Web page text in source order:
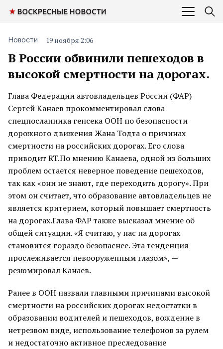
В России обвинили пешеходов в
высокой смертности на дорогах.
Новости 19 ноября 2:06
Глава Федерации автовладельцев России (ФАР)
Сергей Канаев прокомментировал слова
спецпосланника генсека ООН по безопасности
дорожного движения Жана Тодта о причинах
смертности на российских дорогах. Его слова
приводит RT.По мнению Канаева, одной из больших
проблем остается неверное поведение пешеходов,
так как «они не знают, где переходить дорогу». При
этом он считает, что образование автовладельцев не
является критерием, который повышает смертность
на дорогах.Глава ФАР также высказал мнение об
общей ситуации. «Я считаю, у нас на дорогах
становится гораздо безопаснее. Эта тенденция
прослеживается невооруженным глазом», —
резюмировал Канаев.
Ранее в ООН назвали главными причинами высокой
смертности на российских дорогах недостатки в
образовании водителей и пешеходов, вождение в
нетрезвом виде, использование телефонов за рулем
и недостаточно активное преследование